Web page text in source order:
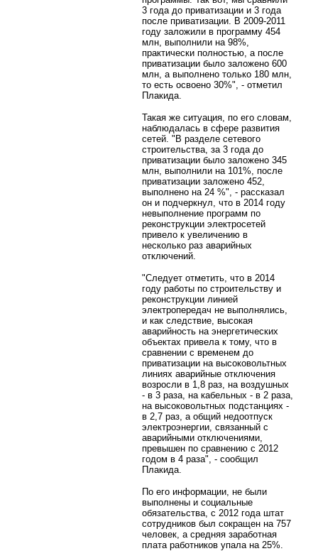
3 года до приватизации и 3 года
после приватизации. В 2009-2011
году заложили в программу 454
млн, выполнили на 98%,
практически полностью, а после
приватизации было заложено 600
млн, а выполнено только 180 млн,
то есть освоено 30%", - отметил
Плакида.
Такая же ситуация, по его словам,
наблюдалась в сфере развития
сетей. "В разделе сетевого
строительства, за 3 года до
приватизации было заложено 345
млн, выполнили на 101%, после
приватизации заложено 452,
выполнено на 24 %", - рассказал
он и подчеркнул, что в 2014 году
невыполнение программ по
реконструкции электросетей
привело к увеличению в
несколько раз аварийных
отключений.
"Следует отметить, что в 2014
году работы по строительству и
реконструкции линией
электропередач не выполнялись,
и как следствие, высокая
аварийность на энергетических
объектах привела к тому, что в
сравнении с временем до
приватизации на высоковольтных
линиях аварийные отключения
возросли в 1,8 раз, на воздушных
- в 3 раза, на кабельных - в 2 раза,
на высоковольтных подстанциях -
в 2,7 раз, а общий недоотпуск
электроэнергии, связанный с
аварийными отключениями,
превышен по сравнению с 2012
годом в 4 раза", - сообщил
Плакида.
По его информации, не были
выполнены и социальные
обязательства, с 2012 года штат
сотрудников был сокращен на 757
человек, а средняя заработная
плата работников упала на 25%.